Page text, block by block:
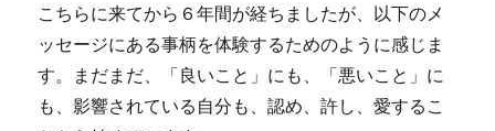
こちらに来てから６年間が経ちましたが、以下のメ
ッセージにある事柄を体験するためのように感じま
す。まだまだ、「良いこと」にも、「悪いこと」に
も、影響されている自分も、認め、許し、愛するこ